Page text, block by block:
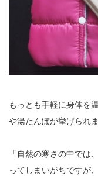
もっとも手軽に身体を
や湯たんぽが挙げられま
「自然の寒さの中では
ってしまいがちですが